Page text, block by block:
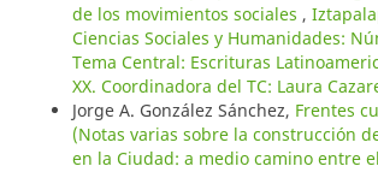
de los movimientos sociales ,
Ciencias Sociales y Humanidades:
Tema Central: Escrituras
XX. Coordinadora del TC: Laura
Jorge A. González Sánchez, Frentes
(Notas varias sobre la construcción
en la Ciudad: a medio camino entre